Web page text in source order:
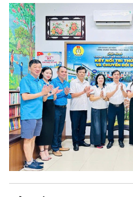
đoàn Trường Tiểu học Ái Mộ
“Không gian văn hóa công